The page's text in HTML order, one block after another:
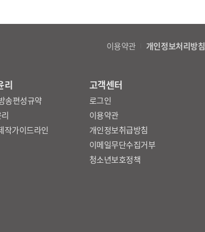
이용약관 개인정보처리방침
리
송편성규약
작가이드라인
고객센터
로그인
이용약관
개인정보취급방침
이메일무단수집거부
청소년보호정책